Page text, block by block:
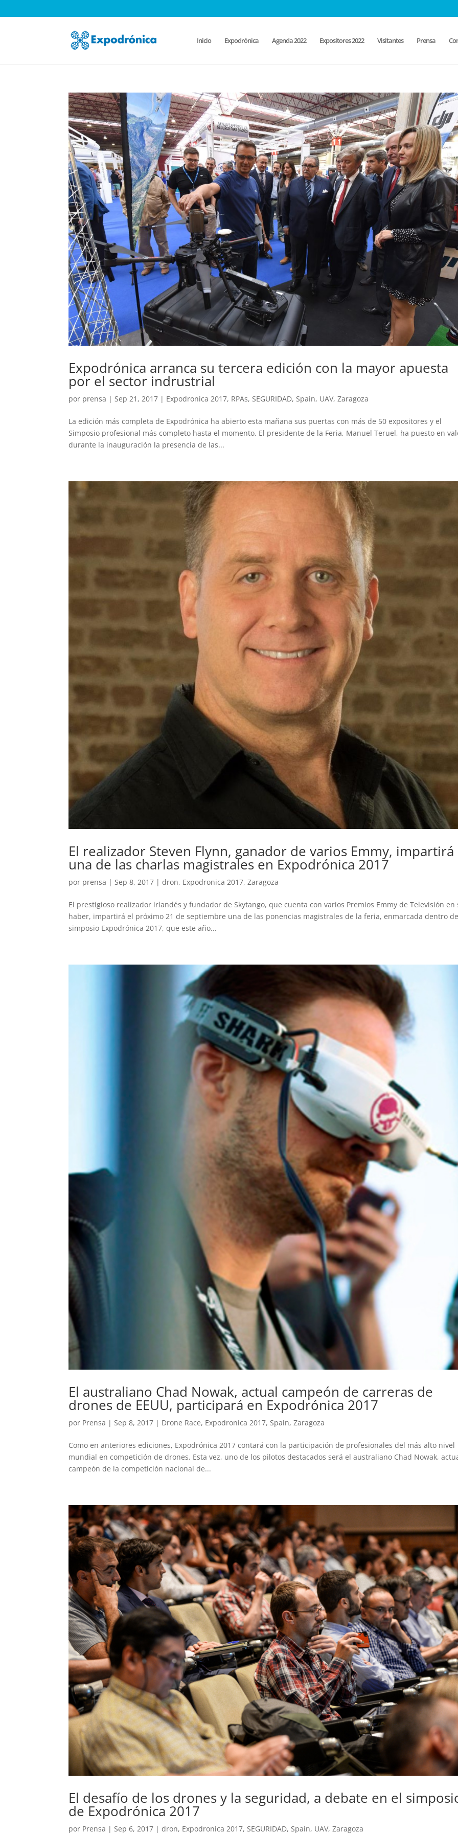
Inicio Expodrónica Agenda 2022 Expositores 2022 Visitantes Prensa
Expodrónica arranca su tercera edición con la mayor apuesta
por el sector indrustrial
por prensa | Sep 21, 2017 | Expodronica 2017, RPAs, SEGURIDAD, Spain, UAV,Zaragoza
La edición más completa de Expodrónica ha abierto esta mañana sus puertas con más de 50 expositores y el
Simposio profesional más completo hasta el momento. El presidente de la Feria, Manuel Teruel, ha puesto en
durante la inauguración la presencia de las...
El realizador Steven Flynn, ganador de varios Emmy, impartirá
una de las charlas magistrales en Expodrónica 2017
por prensa |Sep 8, 2017 |dron, Expodronica 2017,Zaragoza
El prestigioso realizador irlandés y fundador de Skytango, que cuenta con varios Premios Emmy de Televisión en
haber, impartirá el próximo 21 de septiembre una de las ponencias magistrales de la feria, enmarcada dentro
simposio Expodrónica 2017, que este año...
El australiano Chad Nowak, actual campeón de carreras de
drones de EEUU, participará en Expodrónica 2017
por Prensa |Sep 8, 2017 | Drone Race, Expodronica 2017,Spain,Zaragoza
Como en anteriores ediciones, Expodrónica 2017 contará con la participación de profesionales del más alto nivel
mundial en competición de drones. Esta vez, uno de los pilotos destacados será el australiano Chad Nowak,
campeón de la competición nacional de...
El desafío de los drones y la seguridad, a debate en el
de Expodrónica 2017
por Prensa | Sep 6, 2017 |dron, Expodronica 2017, SEGURIDAD, Spain, UAV,Zaragoza